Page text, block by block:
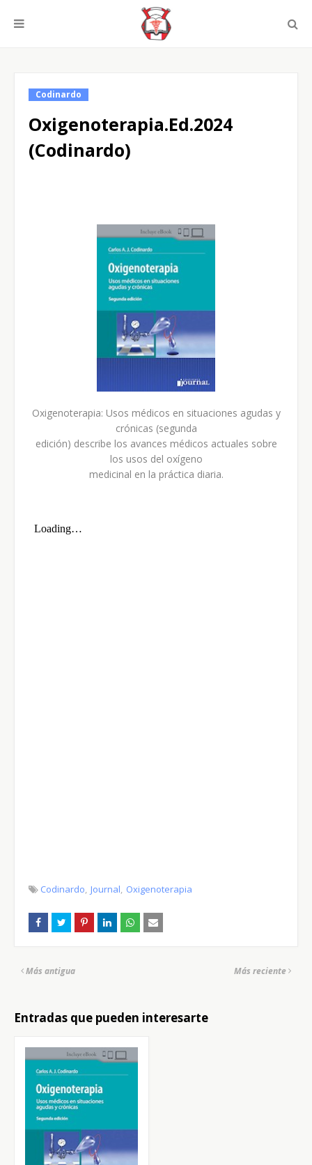
Codinardo
Oxigenoterapia.Ed.2024
(Codinardo)
Oxigenoterapia: Usos médicos en situaciones agudas y
crónicas (segunda
edición) describe los avances médicos actuales sobre
los usos del oxígeno
medicinal en la práctica diaria.
Codinardo Journal Oxigenoterapia
Más reciente
Más antigua
Entradas que pueden interesarte